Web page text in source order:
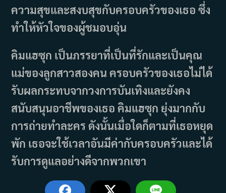
ความสุขและสงบสุขกับครอบครัวของเธอ ซึ่ง
ทำให้หัวใจของผู้ชมอบอุ่น
คิมแฮซุก เป็นภรรยาที่เป็นที่รักและเป็นคุณ
แม่ของลูกสาวสองคน ครอบครัวของเธอไม่ได้
รับผลกระทบจากวงการบันเทิงและยังคง
สนับสนุนอาชีพของเธอ คิมแฮซุก ยุ่งมากกับ
การถ่ายทำละคร ดังนั้นเมื่อใดก็ตามที่เธอหยุด
พัก เธอจะใช้เวลาอันมีค่ากับครอบครัวและได้
รับการดูแลอย่างดีจากพวกเขา